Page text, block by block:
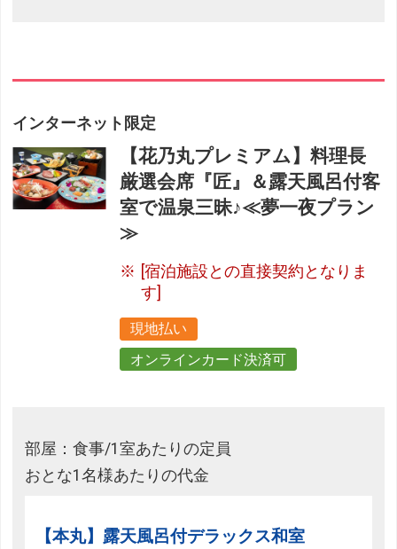
インターネット限定
【花乃丸プレミアム】料理長
厳選会席『匠』＆露天風呂付客
室で温泉三昧♪≪夢一夜プラン
≫
[宿泊施設との直接契約となりま
す]
現地払い
オンラインカード決済可
部屋：食事/1室あたりの定員
おとな1名様あたりの代金
【本丸】露天風呂付デラックス和室